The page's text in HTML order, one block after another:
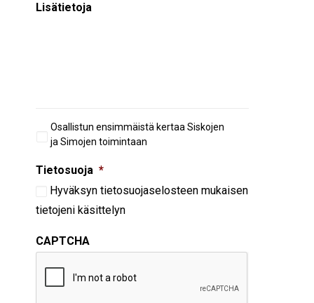
Lisätietoja
Aiempi
osallistuminen
Osallistun ensimmäistä kertaa Siskojen
ja Simojen toimintaan
Tietosuoja *
Hyväksyn tietosuojaselosteen mukaisen
tietojeni käsittelyn
CAPTCHA